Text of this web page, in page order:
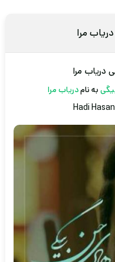
مرا
مرا
به نامدریاب مرا
Hadi